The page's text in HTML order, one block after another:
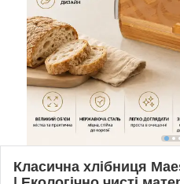
Класична хлібниця